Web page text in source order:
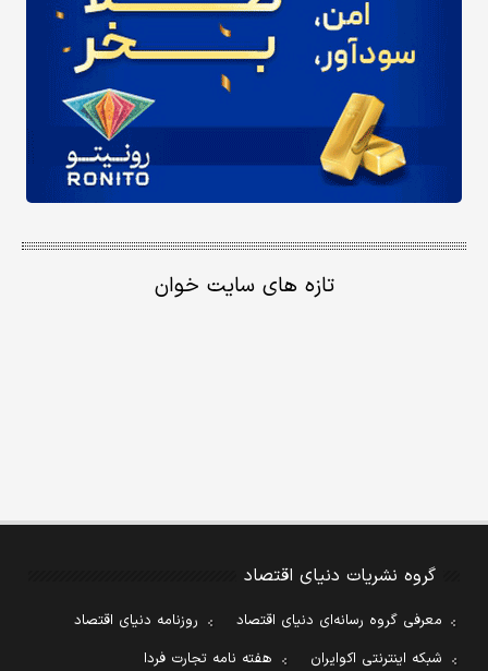
تازه های سایت خوان
گروه نشریات دنیای اقتصاد
معرفی گروه رسانه‌ای دنیای اقتصاد
روزنامه دنیای اقتصاد
شبکه اینترنتی اکوایران
هفته نامه تجارت فردا